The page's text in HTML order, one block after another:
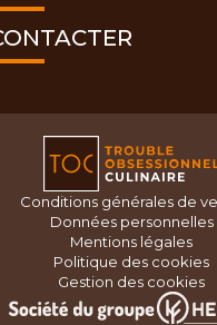
Conditions générales de
Données personnelles
Mentions légales
Politique des cookies
Gestion des cookies